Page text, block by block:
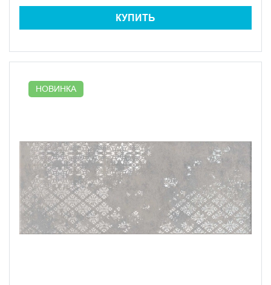
КУПИТЬ
НОВИНКА